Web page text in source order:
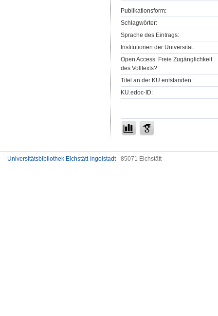
Publikationsform:
Schlagwörter:
Sprache des Eintrags:
Institutionen der Universität:
Open Access: Freie Zugänglichkeit
des Volltexts?:
Titel an der KU entstanden:
KU.edoc-ID:
Universitätsbibliothek Eichstätt-Ingolstadt- 85071 Eichstätt